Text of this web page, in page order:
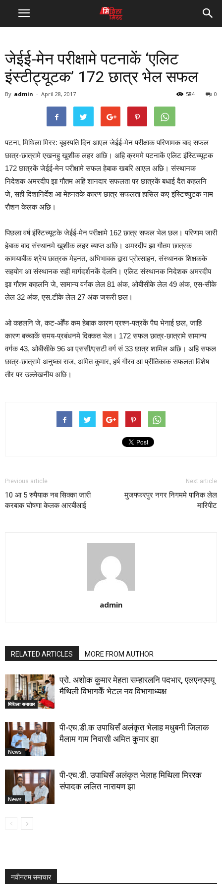
जेईई-मेन परीक्षामे पटनाकें ‘एलिट
इंस्टीट्यूटक’ 172 छात्र भेल सफल
By admin - April 28, 2017 0
584
पटना, मिथिला मिरर: बृहस्पति दिन आएल जेईई-मेन परीक्षाक परिणामक बाद सफल
छात्र-छात्रामे एखनहु खुशीक लहर अछि। अहि क्रममे पटनाकें एलिट इंस्टिच्यूटक
172 छात्रकें जेईई-मेन परीक्षामे सफल हेबाक खबरि आएल अछि। संस्थानक
निदेशक अमरदीप झा गौतम अहि शानदार सफलता पर छात्रकें बधाई दैत कहलनि
जे, सही दिशानिर्देश आ मेहनतके कारण छात्र सफलता हासिल कए इंस्टिच्युटक नाम
रौशन केलक अछि।
पिछला वर्ष इंस्टिच्यूटके जेईई-मेन परीक्षामे 162 छात्र सफल भेल छल। परिणाम जारी
हेबाक बाद संस्थानमे खुशीक लहर ब्याप्त अछि। अमरदीप झा गौतम छात्रक
कामयाबीक श्रेय छात्रक मेहनत, अभिभावक द्वारा प्रोत्साहन, संस्थानक शिक्षकके
सहयोग आ संस्थानक सही मार्गदर्शनकें देलनि। एलिट संस्थानक निदेशक अमरदीप
झा गौतम कहलनि जे, सामान्य वर्गक लेल 81 अंक, ओबीसीके लेल 49 अंक, एस-सीके
लेल 32 अंक, एस.टीके लेल 27 अंक जरूरी छल।
ओ कहलनि जे, कट-ओँफ कम हेबाक कारण प्रश्न-पत्रकें पैघ भेनाई छल, जाहि
कारण बच्चाकें समय-प्रबंधनमे दिक्कत भेल। 172 सफल छात्र-छात्रामे सामान्य
वर्गक 43, ओबीसीके 96 आ एससी/एसटी वर्ग सं 33 छात्र शामिल अछि। अहि सफल
छात्र-छात्रामे अनुष्का राज, अमित कुमार, हर्ष गौरव आ प्रीतिकाक सफलता विशेष
तौर पर उल्लेखनीय अछि।
Previous article
10 आ 5 रुपैयाक नब सिक्का जारी
करबाक घोषणा केलक आरबीआई
Next article
मुजफ्फरपुर नगर निगममे पानिक लेल
मारिपीट
admin
RELATED ARTICLES MORE FROM AUTHOR
मिथिला समाचार
प्रो. अशोक कुमार मेहता सम्हारलनि पदभार, एलएनएमयू
मैथिली विभागकेँ भेटल नव विभागाध्यक्ष
News
पी-एच.डी.क उपाधिसँ अलंकृत भेलाह मधुबनी जिलाक
मैलाम गाम निवासी अमित कुमार झा
News
पी-एच.डी. उपाधिसँ अलंकृत भेलाह मिथिला मिररक
संपादक ललित नारायण झा
नवीनतम समाचार